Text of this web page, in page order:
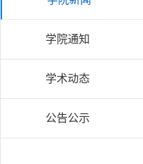
学院通知
学术动态
公告公示